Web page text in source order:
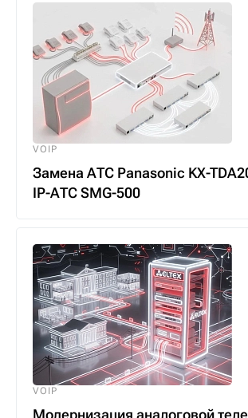
VOIP
Замена АТС Panasonic KX-
IP-АТС SMG-500
VOIP
Модернизация аналоговой